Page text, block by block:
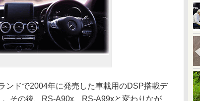
ドで2004年に発売した車載用のDSP搭載デ
その後、RS-A90x、RS-A99xと変わりなが